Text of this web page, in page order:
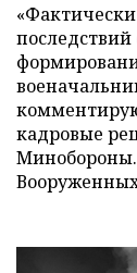
кадровые